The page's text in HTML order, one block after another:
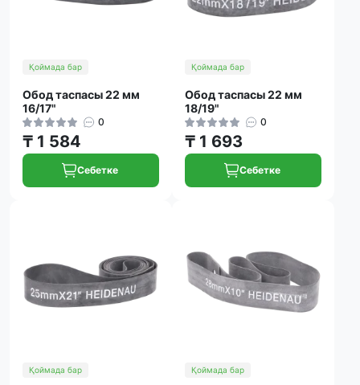
Қоймада бар
Обод таспасы 22 мм
16/17"
0
₸ 1 584
Себетке
Қоймада бар
Обод таспасы 22 мм
18/19"
0
₸ 1 693
Себетке
Қоймада бар Қоймада бар